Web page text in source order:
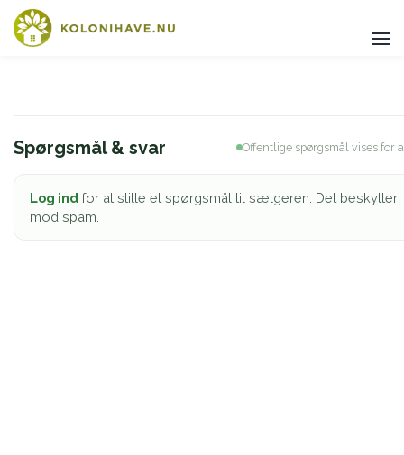
Spørgsmål & svar Offentlige spørgsmål vises for
Log ind for at stille et spørgsmål til sælgeren. Det beskytter
mod spam.